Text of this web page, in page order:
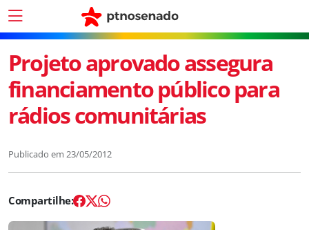
Projeto aprovado assegura
financiamento público para
rádios comunitárias
Publicado em 23/05/2012